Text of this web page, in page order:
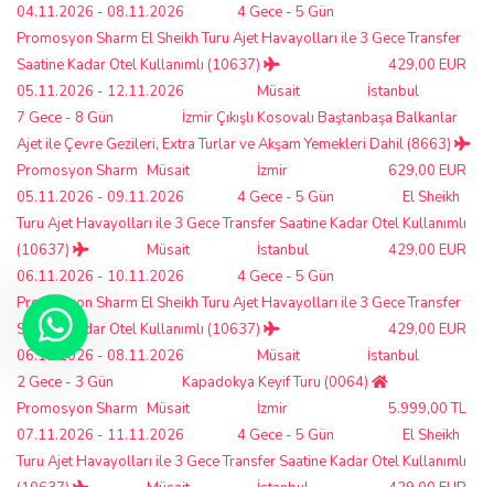
04.11.2026 - 08.11.2026
4 Gece - 5 Gün
Promosyon Sharm El Sheikh Turu Ajet Havayolları ile 3 Gece Transfer
Saatine Kadar Otel Kullanımlı (10637)
429,00 EUR
İstanbul
Müsait
05.11.2026 - 12.11.2026
7 Gece - 8 Gün
İzmir Çıkışlı Kosovalı Baştanbaşa Balkanlar
Ajet ile Çevre Gezileri, Extra Turlar ve Akşam Yemekleri Dahil (8663)
629,00 EUR
İzmir
Müsait
05.11.2026 - 09.11.2026
4 Gece - 5 Gün
Promosyon Sharm
El Sheikh
Turu Ajet Havayolları ile 3 Gece Transfer Saatine Kadar Otel Kullanımlı
(10637)
429,00 EUR
İstanbul
Müsait
06.11.2026 - 10.11.2026
4 Gece - 5 Gün
Promosyon Sharm El Sheikh Turu Ajet Havayolları ile 3 Gece Transfer
Saatine Kadar Otel Kullanımlı (10637)
429,00 EUR
İstanbul
Müsait
06.11.2026 - 08.11.2026
2 Gece - 3 Gün
Kapadokya Keyif Turu (0064)
5.999,00 TL
İzmir
Müsait
07.11.2026 - 11.11.2026
4 Gece - 5 Gün
Promosyon Sharm
El Sheikh
Turu Ajet Havayolları ile 3 Gece Transfer Saatine Kadar Otel Kullanımlı